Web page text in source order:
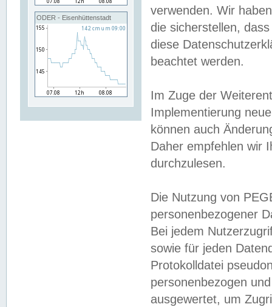
ODER - Eisenhüttenstadt
verwenden. Wir
die sicherstellen,
diese
beachtet werden.
Im Zuge der
Implementierung
können auch
Daher empfehlen wir
durchzulesen.
Die Nutzung von
personenbezogener
Bei jedem
sowie für jeden
Protokolldatei
personenbezogen
ausgewertet, um